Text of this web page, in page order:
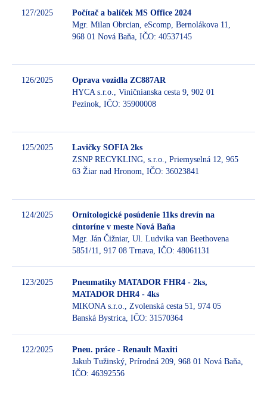
127/2025
Počítač a balíček MS Office 2024
Mgr. Milan Obrcian, eScomp, Bernolákova 11,
968 01 Nová Baňa, IČO: 40537145
126/2025
Oprava vozidla ZC887AR
HYCA s.r.o., Viničnianska cesta 9, 902 01
Pezinok, IČO: 35900008
125/2025
Lavičky SOFIA 2ks
ZSNP RECYKLING, s.r.o., Priemyselná 12, 965
63 Žiar nad Hronom, IČO: 36023841
124/2025
Ornitologické posúdenie 11ks drevín na
cintoríne v meste Nová Baňa
Mgr. Ján Čižniar, Ul. Ludvika van Beethovena
5851/11, 917 08 Trnava, IČO: 48061131
123/2025
Pneumatiky MATADOR FHR4 - 2ks,
MATADOR DHR4 - 4ks
MIKONA s.r.o., Zvolenská cesta 51, 974 05
Banská Bystrica, IČO: 31570364
122/2025
Pneu. práce - Renault Maxiti
Jakub Tužinský, Prírodná 209, 968 01 Nová Baňa,
IČO: 46392556